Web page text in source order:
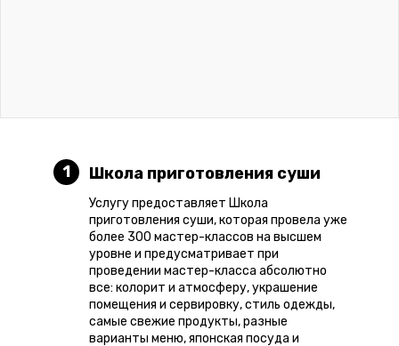
1 Школа приготовления суши
Услугу предоставляет Школа
приготовления суши, которая провела уже
более 300 мастер-классов на высшем
уровне и предусматривает при
проведении мастер-класса абсолютно
все: колорит и атмосферу, украшение
помещения и сервировку, стиль одежды,
самые свежие продукты, разные
варианты меню, японская посуда и